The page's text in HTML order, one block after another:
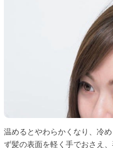
温めるとやわらかくなり、冷
ず髪の表面を軽く手でおさえ